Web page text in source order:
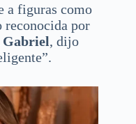
a figuras como
reconocida por
Gabriel, dijo